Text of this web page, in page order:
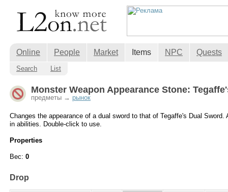
Online People Market Items NPC Quests
Search List
Monster Weapon Appearance Stone:
предметы → рынок
Changes the appearance of a dual sword to that of Tegaffe's Dual
in abilities. Double-click to use.
Properties
Вес: 0
Drop